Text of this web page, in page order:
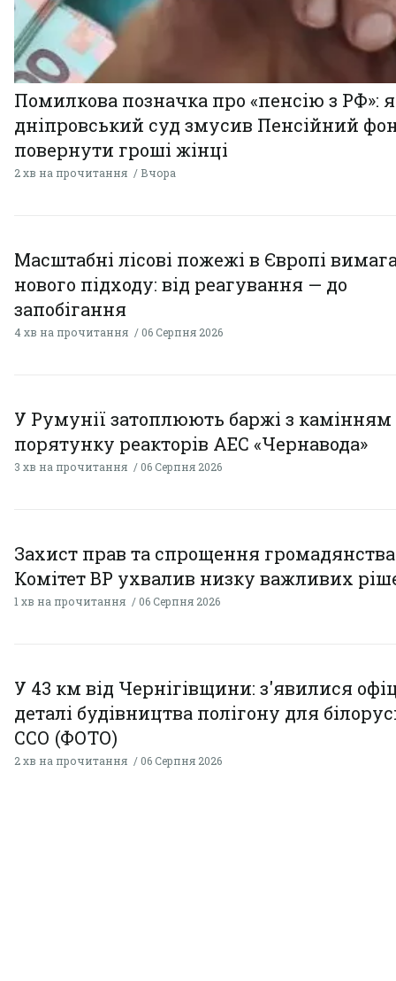
Помилкова позначка про «пенсію з РФ»:
дніпровський суд змусив Пенсійний
повернути гроші жінці
2 хв на прочитання Вчора
Масштабні лісові пожежі в Європі
нового підходу: від реагування — до
запобігання
4 хв на прочитання 06 Серпня 2026
У Румунії затоплюють баржі з
порятунку реакторів АЕС «Чернавода»
3 хв на прочитання 06 Серпня 2026
Захист прав та спрощення
Комітет ВР ухвалив низку важливих
1 хв на прочитання 06 Серпня 2026
У 43 км від Чернігівщини: з'явилися
деталі будівництва полігону для
ССО (ФОТО)
2 хв на прочитання 06 Серпня 2026